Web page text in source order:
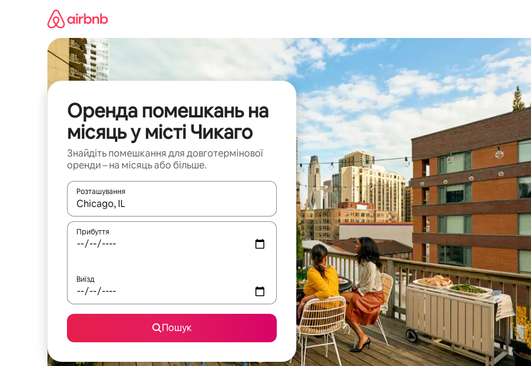
Оренда помешкань на
місяць у місті Чикаго
Знайдіть помешкання для довготермінової
оренди – на місяць або більше.
Розташування
Отримавши результати пошуку, використовуйте для навігації сторінкою клавіші зі стрілками вгору та вниз або
Прибуття
Виїзд
Пошук